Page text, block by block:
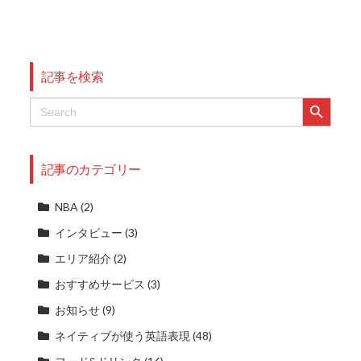
記事を検索
Search
for:
Search Button
記事のカテゴリー
NBA (2)
インタビュー (3)
エリア紹介 (2)
おすすめサービス (3)
お知らせ(9)
ネイティブが使う英語表現 (48)